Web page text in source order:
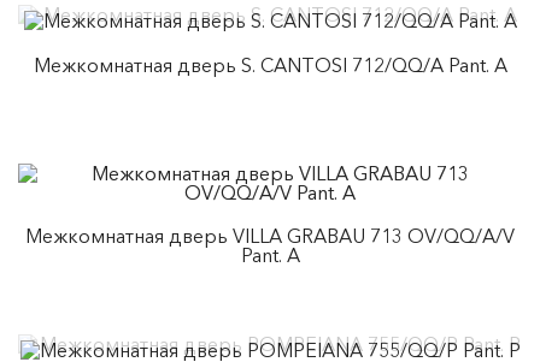
Межкомнатная дверь S. CANTOSI 712/QQ/A Pant. A
Межкомнатная дверь VILLA GRABAU 713 OV/QQ/A/V
Pant. A